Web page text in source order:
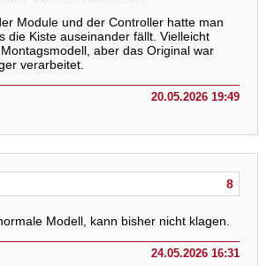
Module und der Controller hatte man
die Kiste auseinander fällt. Vielleicht
aber das Original war
verarbeitet.
20.05.2026 19:49
8
Modell, kann bisher nicht klagen.
24.05.2026 16:31